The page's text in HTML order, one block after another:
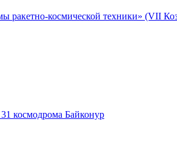
ракетно-космической техники» (VII
космодрома Байконур